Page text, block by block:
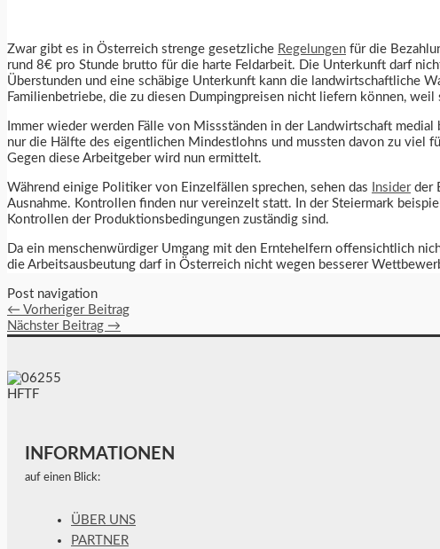
Zwar gibt es in Österreich strenge gesetzliche Regelungen für die
rund 8€ pro Stunde brutto für die harte Feldarbeit. Die Unterkunft darf
Überstunden und eine schäbige Unterkunft kann die landwirtschaftliche
Familienbetriebe, die zu diesen Dumpingpreisen nicht liefern können,
Immer wieder werden Fälle von Missständen in der Landwirtschaft
nur die Hälfte des eigentlichen Mindestlohns und mussten davon zu viel
Gegen diese Arbeitgeber wird nun ermittelt.
Während einige Politiker von Einzelfällen sprechen, sehen das Insiderder
Ausnahme. Kontrollen finden nur vereinzelt statt. In der Steiermark
Kontrollen der Produktionsbedingungen zuständig sind.
Da ein menschenwürdiger Umgang mit den Erntehelfern offensichtlich
die Arbeitsausbeutung darf in Österreich nicht wegen besserer
Post navigation
← Vorheriger Beitrag
Nächster Beitrag →
INFORMATIONEN
auf einen Blick:
ÜBER UNS
PARTNER